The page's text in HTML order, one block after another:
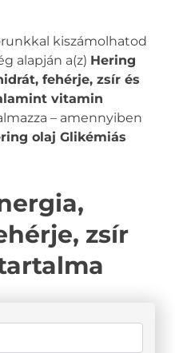
kiszámolhatod
alapján a(z) Hering
fehérje, zsír és
vitamin
– amennyiben
olaj Glikémiás
zsír